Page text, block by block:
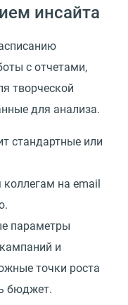
инсайта
с отчетами,
творческой
для анализа.
стандартные или
на email
параметры
и
точки роста
бюджет.